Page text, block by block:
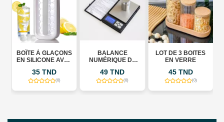
BALANCE
NUMÉRIQUE DE
49 TND
LOT DE 3 BOITES
EN VERRE
45 TND
ASSIETTE VINTAGE
20 TND